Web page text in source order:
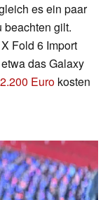
es ein paar
beachten gilt.
Fold 6 Import
das Galaxy
Euro kosten